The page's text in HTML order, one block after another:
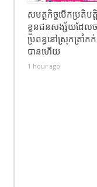
សមត្ថកិច្ចបើកប្រតិបត្
ខ្លួនជនសង្ស័យដែលច
ប្រពន្ធនៅស្រុកត្រាំកក់
បានហេីយ
1 hour ago